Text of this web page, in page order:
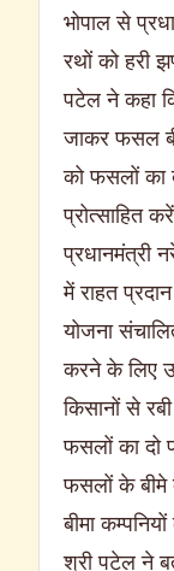
भोपाल से
रथों को हरी
पटेल ने कहा
जाकर फसल
को फसलों का
प्रोत्साहित
प्रधानमंत्री
में राहत
योजना
करने के लिए
किसानों से
फसलों का दो
फसलों के बीमे
बीमा
श्री पटेल ने